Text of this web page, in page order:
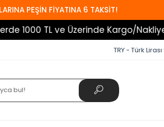
PEŞİN FİYATINA 6 TAKSİT!
ve Üzerinde Kargo/Nakliye Bedava!
TRY - Türk Lirası